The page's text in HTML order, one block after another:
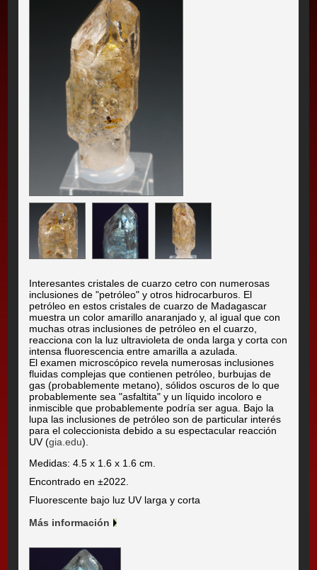
Interesantes cristales de cuarzo cetro con numerosas
inclusiones de "petróleo" y otros hidrocarburos. El
petróleo en estos cristales de cuarzo de Madagascar
muestra un color amarillo anaranjado y, al igual que con
muchas otras inclusiones de petróleo en el cuarzo,
reacciona con la luz ultravioleta de onda larga y corta con
intensa fluorescencia entre amarilla a azulada.
El examen microscópico revela numerosas inclusiones
fluidas complejas que contienen petróleo, burbujas de
gas (probablemente metano), sólidos oscuros de lo que
probablemente sea "asfaltita" y un líquido incoloro e
inmiscible que probablemente podría ser agua. Bajo la
lupa las inclusiones de petróleo son de particular interés
para el coleccionista debido a su espectacular reacción
UV (gia.edu).
Medidas: 4.5 x 1.6 x 1.6 cm.
Encontrado en ±2022.
Fluorescente bajo luz UV larga y corta
Más información